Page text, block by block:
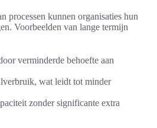
processen kunnen organisaties hun
Voorbeelden van lange termijn
verminderde behoefte aan
wat leidt tot minder
zonder significante extra